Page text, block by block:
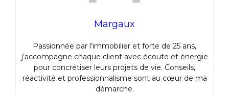
Margaux
Passionnée par l’immobilier et forte de 25 ans,
j’accompagne chaque client avec écoute et énergie
pour concrétiser leurs projets de vie. Conseils,
réactivité et professionnalisme sont au cœur de ma
démarche.